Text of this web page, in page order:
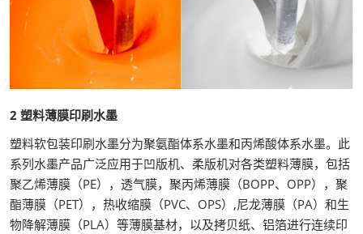
2 塑料薄膜印刷水墨
塑料软包装印刷水墨分为聚氨酯体系水墨和丙烯酸体系水墨。此
系列水墨产品广泛应用于凹版机、柔版机对各类塑料薄膜，包括
聚乙烯薄膜（PE），透气膜，聚丙烯薄膜（BOPP、OPP），聚
酯薄膜（PET），热收缩膜（PVC、OPS）,尼龙薄膜（PA）和生
物降解薄膜（PLA）等薄膜基材，以及拷贝纸、铝箔进行连续印